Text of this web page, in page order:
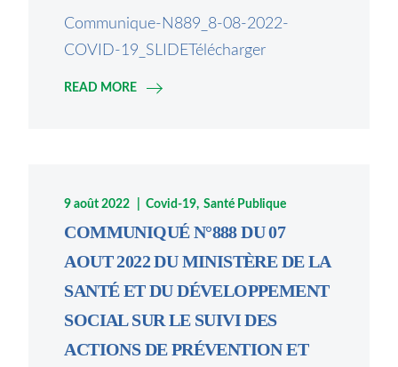
Communique-N889_8-08-2022-
COVID-19_SLIDETélécharger
READ MORE
9 août 2022 Covid-19 Santé Publique
COMMUNIQUÉ N°888 DU 07
AOUT 2022 DU MINISTÈRE DE LA
SANTÉ ET DU DÉVELOPPEMENT
SOCIAL SUR LE SUIVI DES
ACTIONS DE PRÉVENTION ET